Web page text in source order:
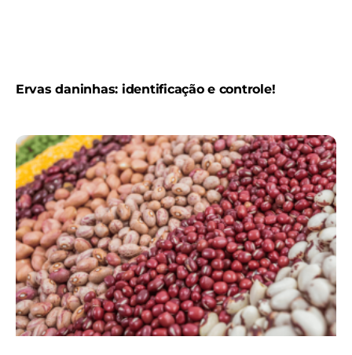
Ervas daninhas: identificação e controle!